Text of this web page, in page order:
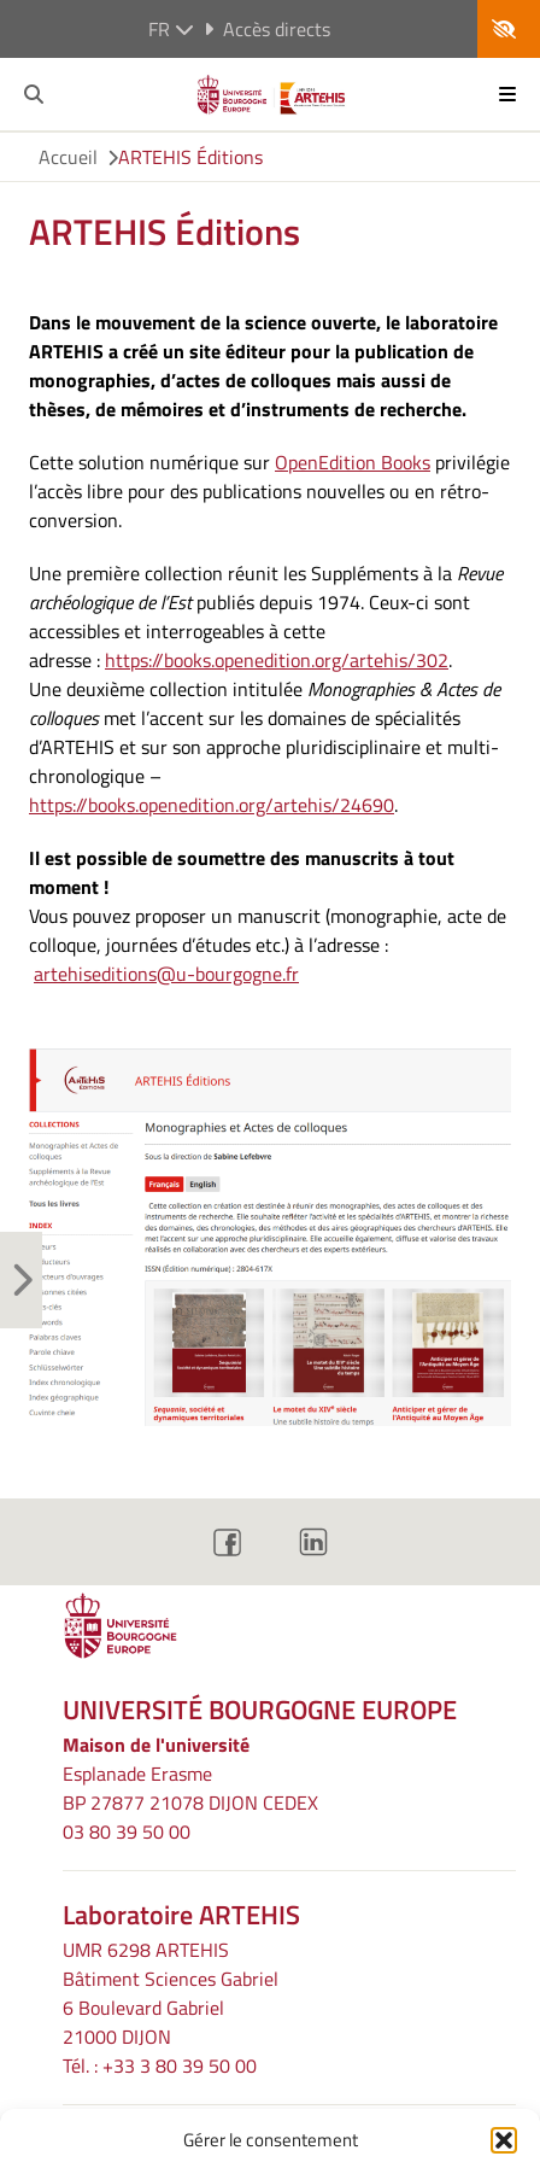
Gérer le consentement
FR Accès directs
Accueil ARTEHIS Éditions
ARTEHIS Éditions
Dans le mouvement de la science ouverte, le laboratoire
ARTEHIS a créé un site éditeur pour la publication de
monographies, d’actes de colloques mais aussi de
thèses, de mémoires et d’instruments de recherche.
Cette solution numérique sur OpenEdition Books privilégie
l’accès libre pour des publications nouvelles ou en rétro-
conversion.
Une première collection réunit les Supplémentsà la Revue
archéologique de l’Estpubliés depuis 1974. Ceux-ci sont
accessibles et interrogeables à cette
adresse : https://books.openedition.org/artehis/302.
Une deuxième collection intitulée Monographies & Actes de
colloquesmet l’accent sur les domaines de spécialités
d’ARTEHIS et sur son approche pluridisciplinaire et multi-
chronologique –
https://books.openedition.org/artehis/24690.
Il est possible de soumettre des manuscrits à tout
moment !
Vous pouvez proposer un manuscrit (monographie, acte de
colloque, journées d’études etc.) à l’adresse :
artehiseditions@u-bourgogne.fr
UNIVERSITÉ BOURGOGNE EUROPE
Maison de l'université
Esplanade Erasme
BP 27877 21078 DIJON CEDEX
03 80 39 50 00
Laboratoire ARTEHIS
UMR 6298 ARTEHIS
Bâtiment Sciences Gabriel
6 Boulevard Gabriel
21000 DIJON
Tél. : +33 3 80 39 50 00